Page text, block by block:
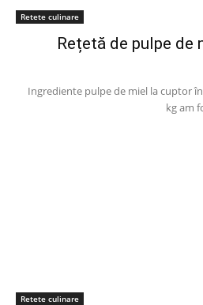
Retete culinare
Rețetă de pulpe de
Ingrediente pulpe de miel la cuptor
kg am
Retete culinare